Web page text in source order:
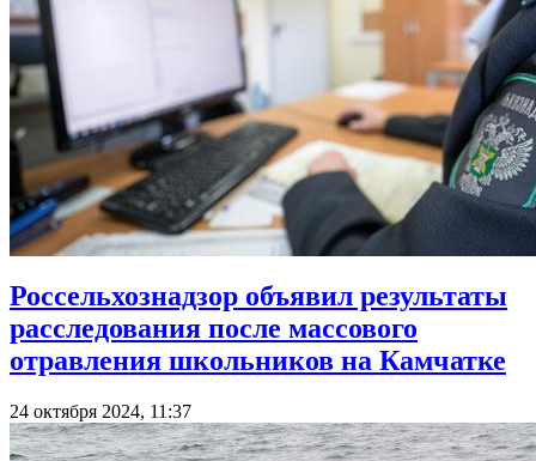
Россельхознадзор объявил результаты
расследования после массового
отравления школьников на Камчатке
24 октября 2024, 11:37